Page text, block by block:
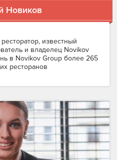
Новиков
известный
и владелец Novikov
в Novikov Group более 265
ресторанов